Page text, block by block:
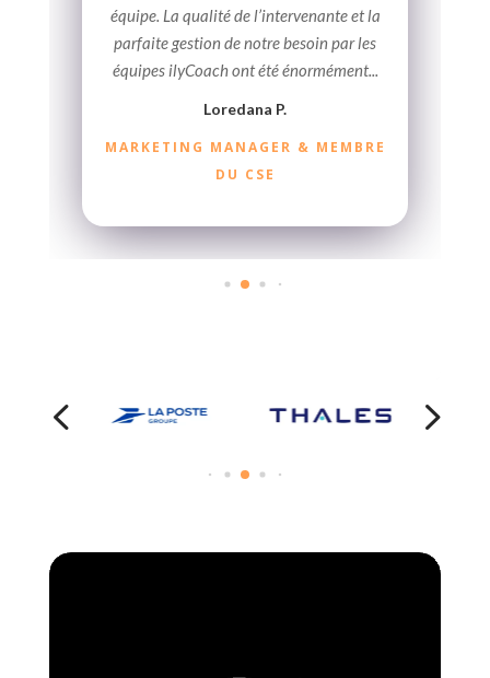
La qualité de l’intervenante et la
gestion de notre besoin par les
ilyCoach ont été énormément...
MANAGER & MEMBRE